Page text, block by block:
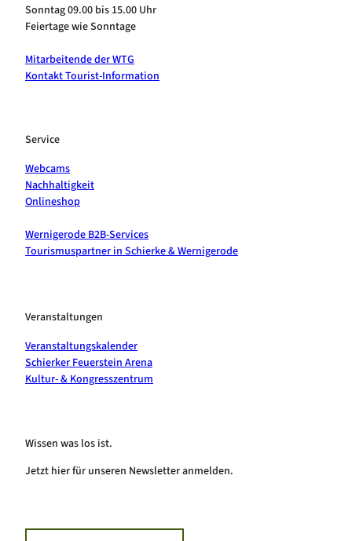
Sonntag 09.00 bis 15.00 Uhr
Feiertage wie Sonntage
Mitarbeitende der WTG
Kontakt Tourist-Information
Service
Webcams
Nachhaltigkeit
Onlineshop
Wernigerode B2B-Services
Tourismuspartner in Schierke & Wernigerode
Veranstaltungen
Veranstaltungskalender
Schierker Feuerstein Arena
Kultur- & Kongresszentrum
Wissen was los ist.
Jetzt hier für unseren Newsletter anmelden.